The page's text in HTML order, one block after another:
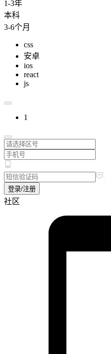
1-3年
本科
3-6个月
css
安卓
ios
react
js
1
登录/注册
社区